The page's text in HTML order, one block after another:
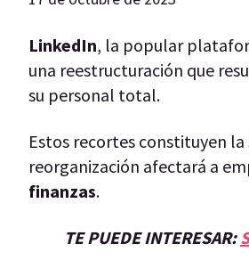
LinkedIn, la popular
una reestructuración que
su personal total.
Estos recortes constituyen la
reorganización afectará a
finanzas.
TE PUEDE INTERESAR: